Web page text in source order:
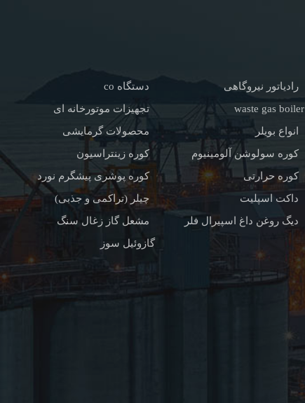
رادیاتور نیروگاهی
دستگاه co
waste gas boiler
تجهیزات موتورخانه ای
انواع بویلر
محصولات گرمایشی
کوره سولوشن آلومینیوم
کوره زینتراسیون
کوره حرارتی
کوره پوشری پیشگرم نورد
داکت اسپلیت
چیلر (تراکمی و جذبی)
دیگ روغن داغ اسپیرال فلر
مشعل گاز زغال سنگ
گازوئیل سوز